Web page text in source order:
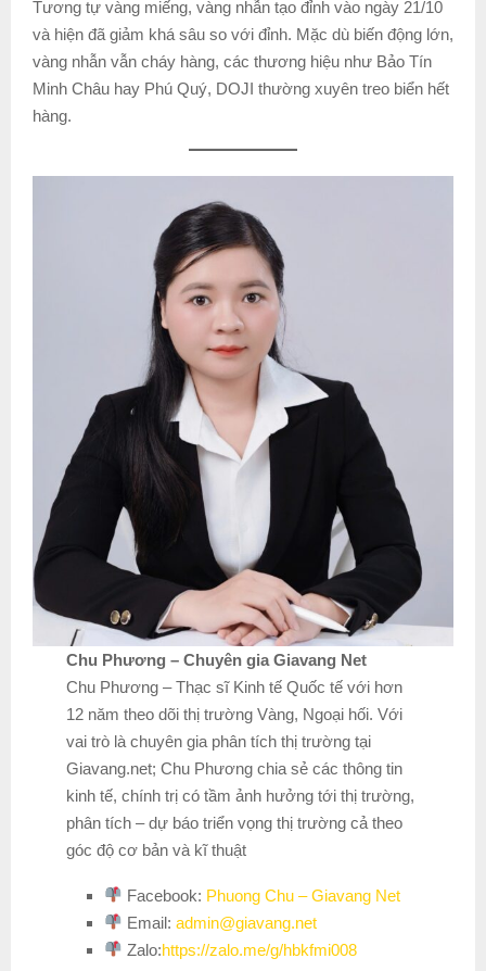
Tương tự vàng miếng, vàng nhẫn tạo đỉnh vào ngày 21/10
và hiện đã giảm khá sâu so với đỉnh. Mặc dù biến động lớn,
vàng nhẫn vẫn cháy hàng, các thương hiệu như Bảo Tín
Minh Châu hay Phú Quý, DOJI thường xuyên treo biển hết
hàng.
Chu Phương – Chuyên gia Giavang Net
Chu Phương – Thạc sĩ Kinh tế Quốc tế với hơn
12 năm theo dõi thị trường Vàng, Ngoại hối. Với
vai trò là chuyên gia phân tích thị trường tại
Giavang.net; Chu Phương chia sẻ các thông tin
kinh tế, chính trị có tầm ảnh hưởng tới thị trường,
phân tích – dự báo triển vọng thị trường cả theo
góc độ cơ bản và kĩ thuật
Facebook: Phuong Chu – Giavang Net
Email:admin@giavang.net
Zalo:https://zalo.me/g/hbkfmi008